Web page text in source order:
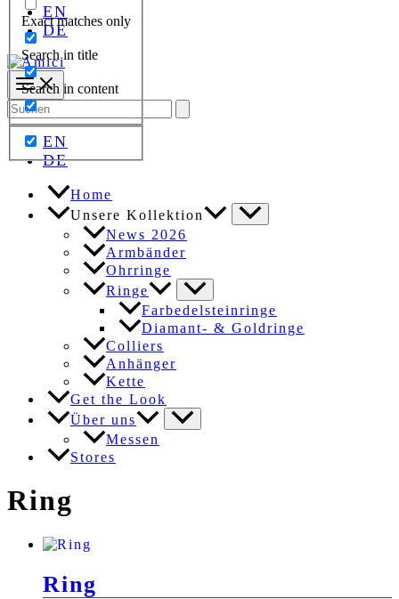
Exact matches only
Search in title
Search in content
EN
DE
Search
for:
EN
DE
Home
Unsere Kollektion
News 2026
Armbänder
Ohrringe
Ringe
Farbedelsteinringe
Diamant- & Goldringe
Colliers
Anhänger
Kette
Get the Look
Über uns
Messen
Stores
Ring
Ring